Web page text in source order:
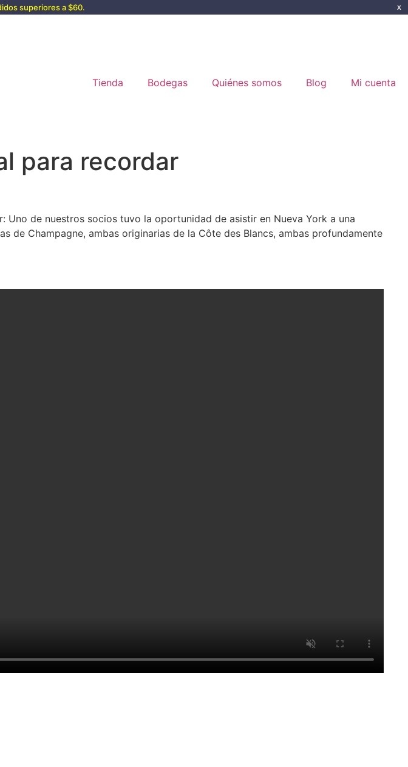
X
superiores a $60.
Tienda Bodegas Quiénes somos Blog Mi cuenta
para recordar
de nuestros socios tuvo la oportunidad de asistir en Nueva York a una
de Champagne, ambas originarias de la Côte des Blancs, ambas profundamente